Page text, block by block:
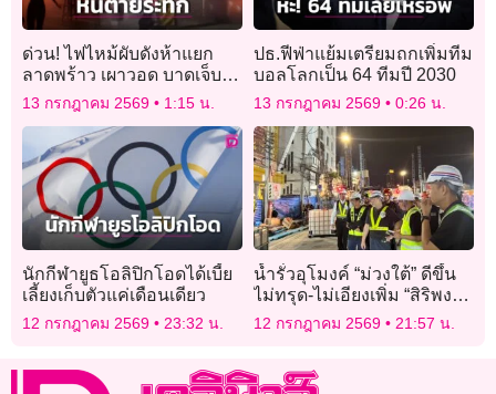
ด่วน! ไฟไหม้ผับดังห้าแยก
ลาดพร้าว เผาวอด บาดเจ็บ-
เสียชีวิตหลายราย
13 กรกฎาคม 2569 1:15 น.
ปธ.ฟีฟ่าแย้มเตรียมถกเพิ่มทีม
บอลโลกเป็น 64 ทีมปี 2030
13 กรกฎาคม 2569 0:26 น.
นักกีฬายูธโอลิปิกโอดได้เบี้ย
เลี้ยงเก็บตัวแค่เดือนเดียว
12 กรกฎาคม 2569 23:32 น.
น้ำรั่วอุโมงค์ “ม่วงใต้” ดีขึ้น
ไม่ทรุด-ไม่เอียงเพิ่ม “สิริพงศ์”
กำชับเยียวยาประชาชนให้
12 กรกฎาคม 2569 21:57 น.